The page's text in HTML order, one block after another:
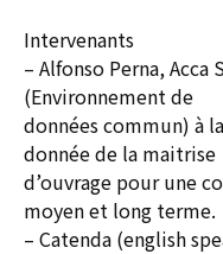
Intervenants
– Alfonso Perna, Acca
(Environnement de
données commun) à
donnée de la maitrise
d’ouvrage pour une
moyen et long terme.
– Catenda (english